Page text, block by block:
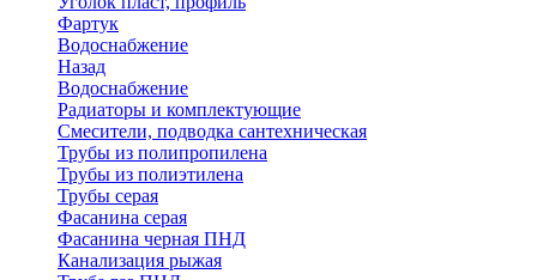
Фартук
Водоснабжение
Назад
Водоснабжение
Радиаторы и комплектующие
Смесители, подводка сантехническая
Трубы из полипропилена
Трубы из полиэтилена
Трубы серая
Фасанина серая
Фасанина черная ПНД
Канализация рыжая